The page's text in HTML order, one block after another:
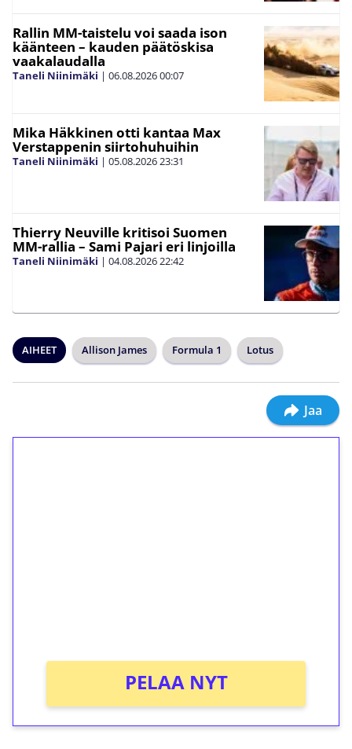
Rallin MM-taistelu voi saada ison
käänteen – kauden päätöskisa
vaakalaudalla
Taneli Niinimäki | 06.08.202600:07
Mika Häkkinen otti kantaa Max
Verstappenin siirtohuhuihin
Taneli Niinimäki | 05.08.202623:31
Thierry Neuville kritisoi Suomen
MM-rallia – Sami Pajari eri linjoilla
Taneli Niinimäki | 04.08.202622:42
AIHEET Allison James Formula 1 Lotus
Jaa
PELAA NYT